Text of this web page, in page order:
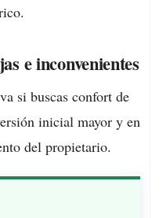
e inconvenientes
si buscas confort de
inicial mayor y en
del propietario.